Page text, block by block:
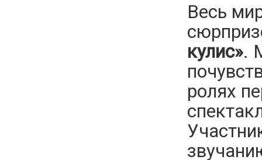
Весь
кулис».
ролях